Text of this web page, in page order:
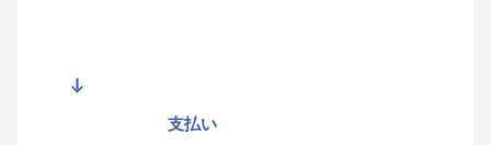
支払い